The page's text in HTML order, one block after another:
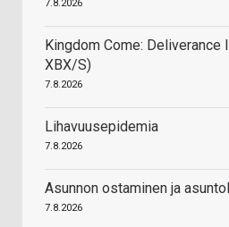
7.8.2026
Kingdom Come: Deliverance
XBX/S)
7.8.2026
Lihavuusepidemia
7.8.2026
Asunnon ostaminen ja
7.8.2026